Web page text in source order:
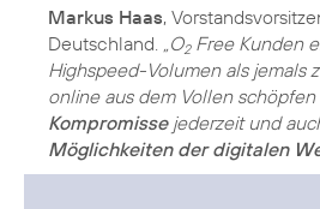
Markus Haas,
Deutschland.
„O2Free Kunden
Highspeed-Volumen als jemals
online aus dem Vollen
Kompromissejederzeit und
Möglichkeiten der digitalen